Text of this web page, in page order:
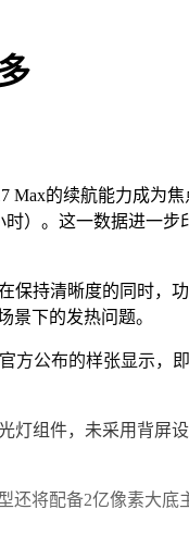
Max的续航能力成为
时）。这一数据进一
保持清晰度的同时，
景下的发热问题。
方公布的样张显示，
灯组件，未采用背屏
还将配备2亿像素大底